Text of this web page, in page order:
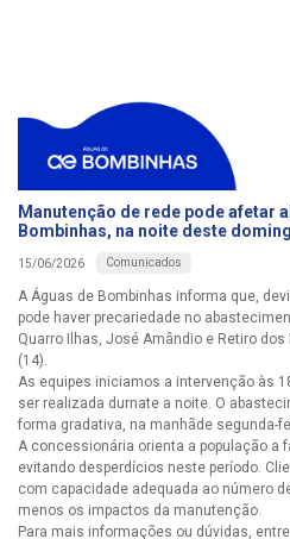
Manutenção de rede pode afetar
Bombinhas, na noite deste
15/06/2026 Comunicados
A Águas de Bombinhas informa que,
pode haver precariedade no
Quarro Ilhas, José Amândio e Retiro
(14).
As equipes iniciamos a intervenção às
ser realizada durnate a noite. O
forma gradativa, na manhãde segunda-
A concessionária orienta a população a
evitando desperdícios neste período.
com capacidade adequada ao número
menos os impactos da manutenção.
Para mais informações ou dúvidas,